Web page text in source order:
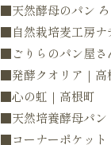
■天然酵母のパン
■自然栽培麦工房ナ
■ごりらのパン屋さ
■発酵クオリア｜高
■心の虹｜高根町
■天然培養酵母パ
■コーナーポケット